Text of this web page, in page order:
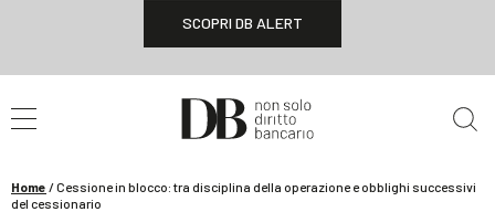
SCOPRI DB ALERT
Home /Cessione in blocco: tra disciplina della operazione e obblighi successivi
del cessionario